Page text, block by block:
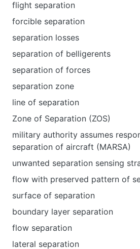
flight separation
forcible separation
separation losses
separation of belligerents
separation of forces
separation zone
line of separation
Zone of Separation (ZOS)
military authority assumes
separation of aircraft (MARSA)
unwanted separation sensing
flow with preserved pattern of
surface of separation
boundary layer separation
flow separation
lateral separation